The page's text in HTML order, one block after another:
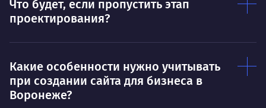
Что будет, если пропустить этап
проектирования?
Какие особенности нужно учитывать
при создании сайта для бизнеса в
Воронеже?